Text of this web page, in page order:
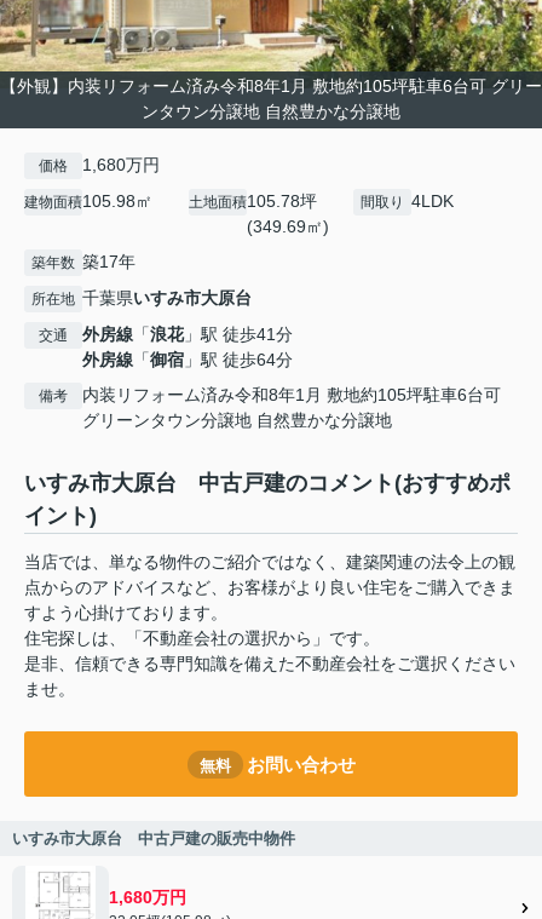
【外観】内装リフォーム済み令和8年1月 敷地約105坪駐車6台可 グリー
ンタウン分譲地 自然豊かな分譲地
価格 1,680万円
建物面積105.98㎡ 土地面積105.78坪
(349.69㎡)
間取り 4LDK
築年数 築17年
所在地 千葉県いすみ市大原台
交通 外房線 「浪花」駅 徒歩41分
外房線 「御宿 」駅 徒歩64分
備考
内装リフォーム済み令和8年1月 敷地約105坪駐車6台可
グリーンタウン分譲地 自然豊かな分譲地
いすみ市大原台 中古戸建のコメント(おすすめポ
イント)
当店では、単なる物件のご紹介ではなく、建築関連の法令上の観
点からのアドバイスなど、お客様がより良い住宅をご購入できま
すよう心掛けております。
住宅探しは、「不動産会社の選択から」です。
是非、信頼できる専門知識を備えた不動産会社をご選択ください
ませ。
無料 お問い合わせ
いすみ市大原台 中古戸建の販売中物件
1,680万円